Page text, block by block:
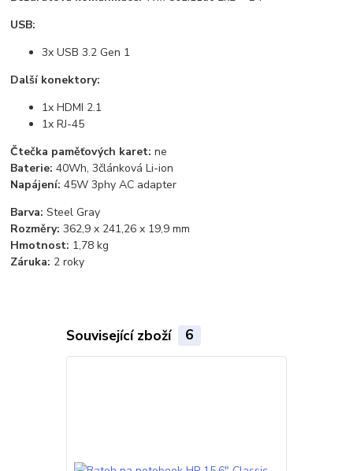
USB:
3x USB 3.2 Gen 1
Další konektory:
1x HDMI 2.1
1x RJ-45
Čtečka paměťových karet:ne
Baterie:40Wh, 3článková Li-ion
Napájení:45W 3phy AC adapter
Barva:Steel Gray
Rozměry:362,9 x 241,26 x 19,9 mm
Hmotnost: 1,78 kg
Záruka: 2 roky
Související zboží 6